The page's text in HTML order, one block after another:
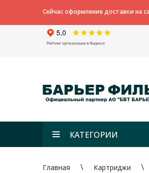
Сейчас оформление доставки на
КАТЕГОРИИ
Главная Картриджи